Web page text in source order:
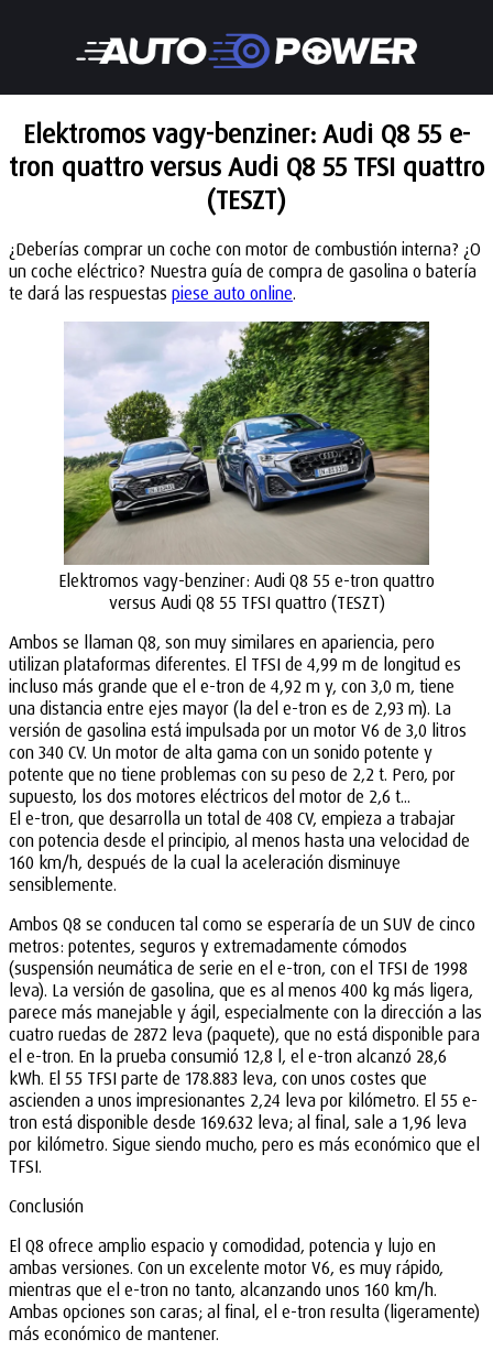
Elektromos vagy-benziner: Audi Q8 55 e-
tron quattro versus Audi Q8 55 TFSI quattro
(TESZT)
¿Deberías comprar un coche con motor de combustión interna? ¿O
un coche eléctrico? Nuestra guía de compra de gasolina o batería
te dará las respuestas piese auto online.
Elektromos vagy-benziner: Audi Q8 55 e-tron quattro
versus Audi Q8 55 TFSI quattro (TESZT)
Ambos se llaman Q8, son muy similares en apariencia, pero
utilizan plataformas diferentes. El TFSI de 4,99 m de longitud es
incluso más grande que el e-tron de 4,92 m y, con 3,0 m, tiene
una distancia entre ejes mayor (la del e-tron es de 2,93 m). La
versión de gasolina está impulsada por un motor V6 de 3,0 litros
con 340 CV. Un motor de alta gama con un sonido potente y
potente que no tiene problemas con su peso de 2,2 t. Pero, por
supuesto, los dos motores eléctricos del motor de 2,6 t...
El e-tron, que desarrolla un total de 408 CV, empieza a trabajar
con potencia desde el principio, al menos hasta una velocidad de
160 km/h, después de la cual la aceleración disminuye
sensiblemente.
Ambos Q8 se conducen tal como se esperaría de un SUV de cinco
metros: potentes, seguros y extremadamente cómodos
(suspensión neumática de serie en el e-tron, con el TFSI de 1998
leva). La versión de gasolina, que es al menos 400 kg más ligera,
parece más manejable y ágil, especialmente con la dirección a las
cuatro ruedas de 2872 leva (paquete), que no está disponible para
el e-tron. En la prueba consumió 12,8 l, el e-tron alcanzó 28,6
kWh. El 55 TFSI parte de 178.883 leva, con unos costes que
ascienden a unos impresionantes 2,24 leva por kilómetro. El 55 e-
tron está disponible desde 169.632 leva; al final, sale a 1,96 leva
por kilómetro. Sigue siendo mucho, pero es más económico que el
TFSI.
Conclusión
El Q8 ofrece amplio espacio y comodidad, potencia y lujo en
ambas versiones. Con un excelente motor V6, es muy rápido,
mientras que el e-tron no tanto, alcanzando unos 160 km/h.
Ambas opciones son caras; al final, el e-tron resulta (ligeramente)
más económico de mantener.